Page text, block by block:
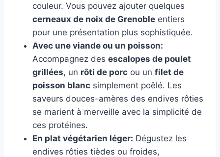
couleur. Vous pouvez ajouter quelques
cerneaux de noix de Grenoble entiers
pour une présentation plus sophistiquée.
Avec une viande ou un poisson:
Accompagnez des escalopes de poulet
grillées, un rôti de porc ou un filet de
poisson blanc simplement poêlé. Les
saveurs douces-amères des endives rôties
se marient à merveille avec la simplicité de
ces protéines.
En plat végétarien léger: Dégustez les
endives rôties tièdes ou froides,